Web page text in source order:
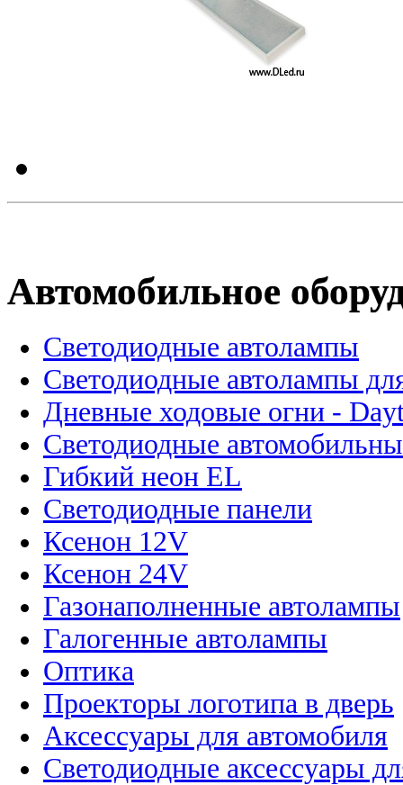
Автомобильное
Светодиодные автолампы
Светодиодные автолампы
Дневные ходовые огни -
Светодиодные
Гибкий неон EL
Светодиодные панели
Ксенон 12V
Ксенон 24V
Газонаполненные автолампы
Галогенные автолампы
Оптика
Проекторы логотипа в дверь
Аксессуары для автомобиля
Светодиодные аксессуары